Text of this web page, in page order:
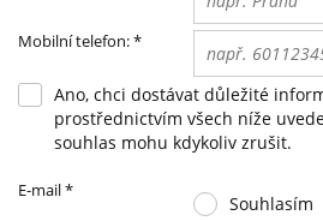
Mobilní telefon:*
Ano, chci dostávat důležité
prostřednictvím všech níže
souhlas mohu kdykoliv zrušit.
E-mail*
Souhlasím